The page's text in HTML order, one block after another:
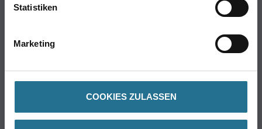
Statistiken
Marketing
COOKIES ZULASSEN
Putze- und Spachtelmassen
Wand- & Deckenbeläge
Winkler & Gräbner